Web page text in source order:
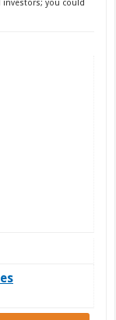
investors; you could